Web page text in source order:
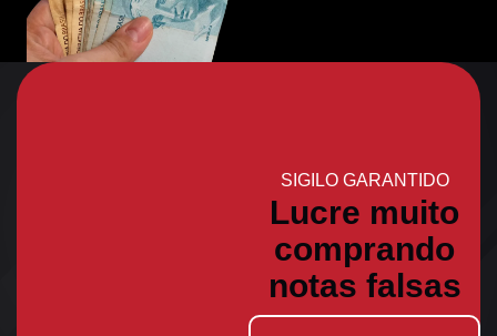
SIGILO GARANTIDO
Lucre muito
comprando
notas falsas